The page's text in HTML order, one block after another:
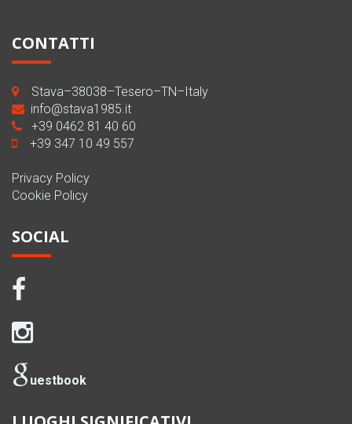
CONTATTI
Stava–38038–Tesero–TN–Italy
info@stava1985.it
+39 0462 81 40 60
+39 347 10 49 557
Privacy Policy
Cookie Policy
SOCIAL
uestbook